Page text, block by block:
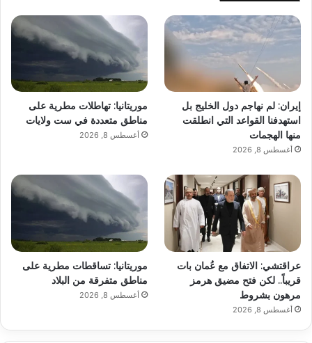
إيران: لم نهاجم دول الخليج بل
استهدفنا القواعد التي انطلقت
منها الهجمات
أغسطس 8, 2026
موريتانيا: تهاطلات مطرية على
مناطق متعددة في ست ولايات
أغسطس 8, 2026
عراقتشي: الاتفاق مع عُمان بات
قريباً.. لكن فتح مضيق هرمز
مرهون بشروط
أغسطس 8, 2026
موريتانيا: تساقطات مطرية على
مناطق متفرقة من البلاد
أغسطس 8, 2026